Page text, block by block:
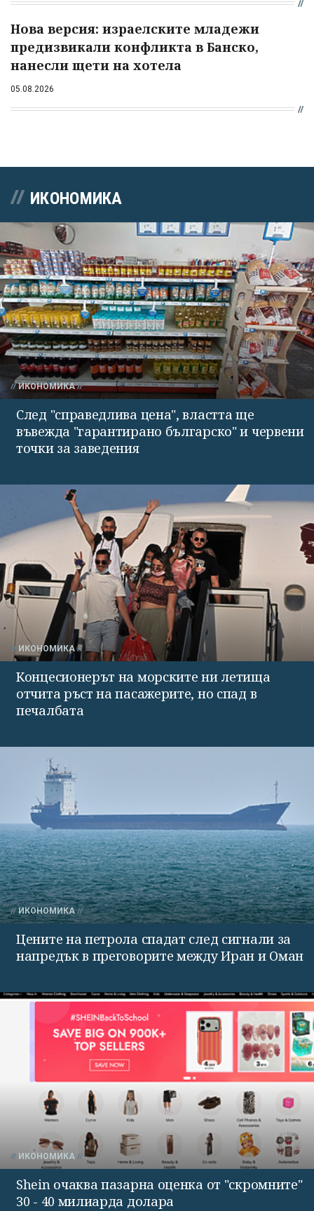
Нова версия: израелските младежи
предизвикали конфликта в Банско,
нанесли щети на хотела
05.08.2026
ИКОНОМИКА
ИКОНОМИКА
След "справедлива цена", властта ще
въвежда "гарантирано българско" и червени
точки за заведения
ИКОНОМИКА
Концесионерът на морските ни летища
отчита ръст на пасажерите, но спад в
печалбата
ИКОНОМИКА
Цените на петрола спадат след сигнали за
напредък в преговорите между Иран и Оман
ИКОНОМИКА
Shein очаква пазарна оценка от "скромните"
30 - 40 милиарда долара